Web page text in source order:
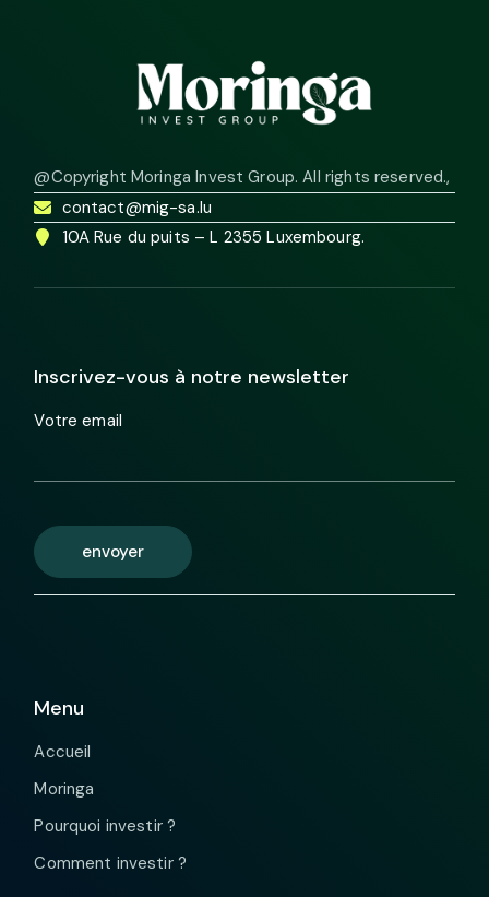
@Copyright Moringa Invest Group. All rights reserved.,
contact@mig-sa.lu
10A Rue du puits – L 2355 Luxembourg.
Inscrivez-vous à notre newsletter
Votre email
envoyer
Menu
Accueil
Moringa
Pourquoi investir ?
Comment investir ?